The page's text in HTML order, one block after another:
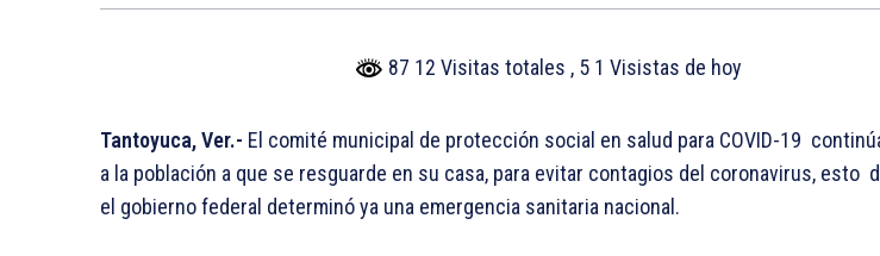
87 12 Visitas totales , 5 1 Visistas de hoy
Tantoyuca, Ver.- El comité municipal de protección social en salud para COVID-19
a la población a que se resguarde en su casa, para evitar contagios del coronavirus, esto
el gobierno federal determinó ya una emergencia sanitaria nacional.